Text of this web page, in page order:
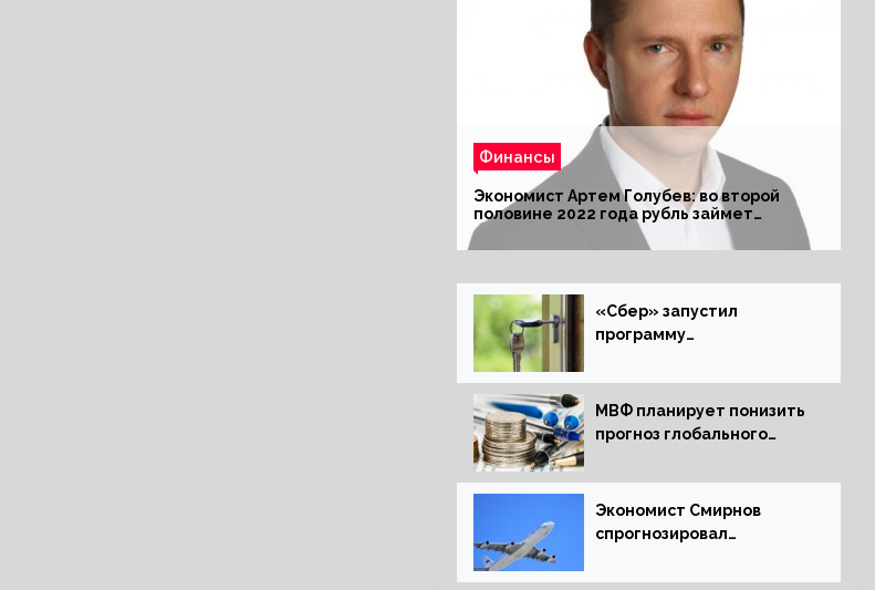
Финансы
Экономист Артем Голубев: во второй
половине 2022 года рубль займет
комфортный курс
«Сбер» запустил
программу
ипотечных займов
МВФ планирует понизить
прогноз глобального
следующем отчете
Экономист Смирнов
спрогнозировал
авиабилетов в России